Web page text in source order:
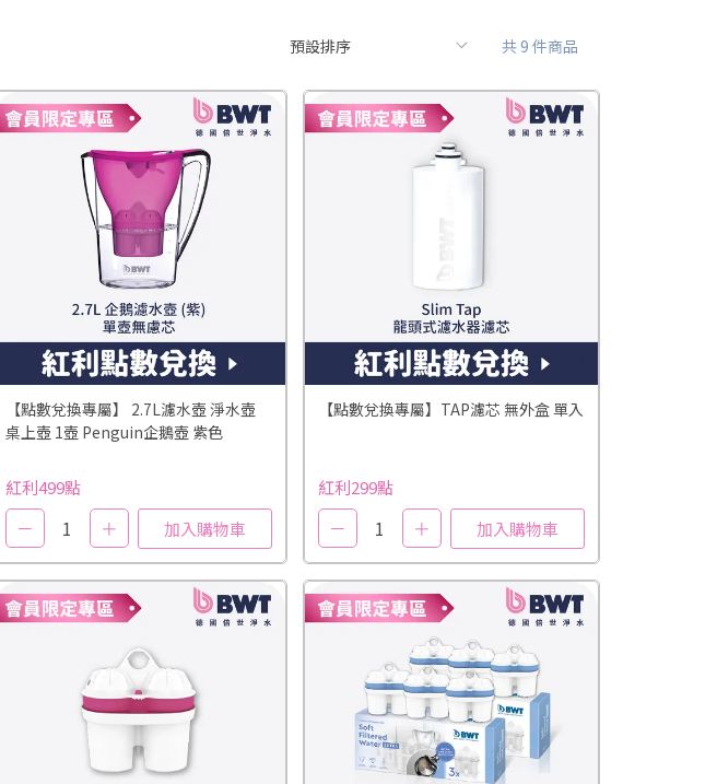
共 9 件商品
【點數兌換專屬】 2.7L濾水壺 淨水壺
桌上壺 1壺 Penguin企鵝壺 紫色
紅利499點
－ 1 ＋ 加入購物車
【點數兌換專屬】TAP濾芯 無外盒 單入
紅利299點
－ 1 ＋ 加入購物車